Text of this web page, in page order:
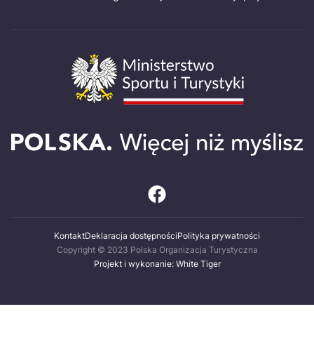
KontaktDeklaracja dostępnościPolityka prywatności
Copyright © 2023 Polska Organizacja Turystyczna
Projekt i wykonanie: White Tiger